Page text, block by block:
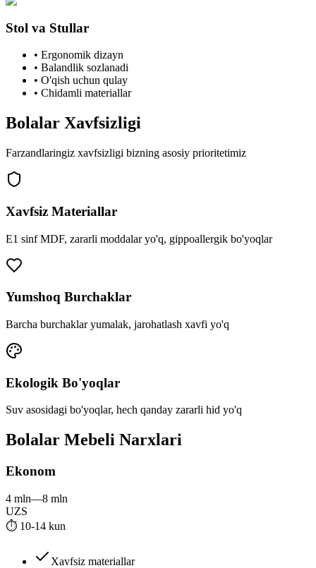
Stol va Stullar
• Ergonomik dizayn
• Balandlik sozlanadi
• O'qish uchun qulay
• Chidamli materiallar
Bolalar Xavfsizligi
Farzandlaringiz xavfsizligi bizning asosiy prioritetimiz
Xavfsiz Materiallar
E1 sinf MDF, zararli moddalar yo'q, gippoallergik bo'yoqlar
Yumshoq Burchaklar
Barcha burchaklar yumalak, jarohatlash xavfi yo'q
Ekologik Bo'yoqlar
Suv asosidagi bo'yoqlar, hech qanday zararli hid yo'q
Bolalar Mebeli Narxlari
Ekonom
4 mln—8 mln
UZS
⏱ 10-14 kun
Xavfsiz materiallar